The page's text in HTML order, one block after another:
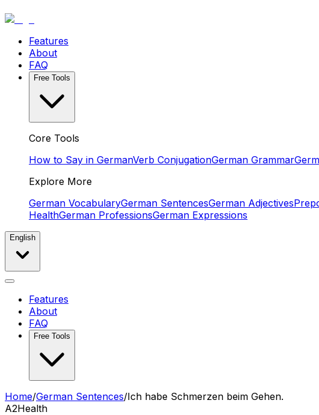
Features
About
FAQ
Free Tools
Core Tools
How to Say in GermanVerb ConjugationGerman Grammar
Explore More
German VocabularyGerman SentencesGerman Adjectives
HealthGerman ProfessionsGerman Expressions
English
Features
About
FAQ
Free Tools
Home/German Sentences/Ich habe Schmerzen beim Gehen.
A2Health